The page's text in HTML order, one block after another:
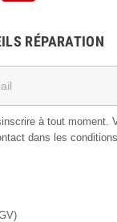
RÉPARATION
à tout moment.
dans les